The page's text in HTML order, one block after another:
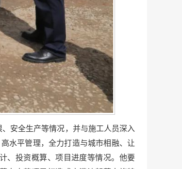
安全生产等情况，并与施工人员深入
水平管理，全力打造与城市相融、让
、投资概算、项目进度等情况。他要